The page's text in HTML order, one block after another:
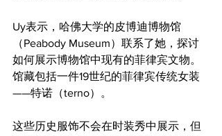
Uy表示，哈佛大学的皮博迪博物馆
（Peabody Museum）联系了她，探讨
如何展示博物馆中现有的菲律宾文物。
馆藏包括一件19世纪的菲律宾传统女装
——特诺（terno）。
这些历史服饰不会在时装秀中展示，但